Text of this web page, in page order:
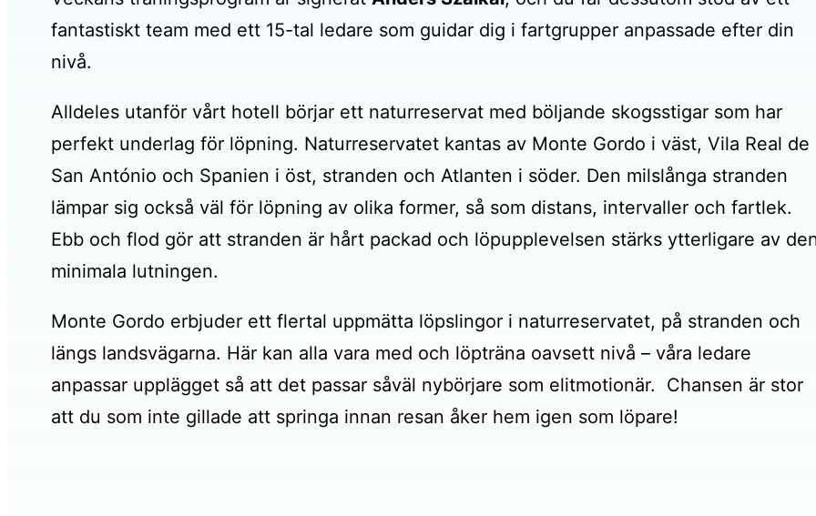
fantastiskt team med ett 15-tal ledare som guidar dig i fartgrupper anpassade efter din
nivå.
Alldeles utanför vårt hotell börjar ett naturreservat med böljande skogsstigar som har
perfekt underlag för löpning. Naturreservatet kantas av Monte Gordo i väst, Vila Real de
San António och Spanien i öst, stranden och Atlanten i söder. Den milslånga stranden
lämpar sig också väl för löpning av olika former, så som distans, intervaller och fartlek.
Ebb och flod gör att stranden är hårt packad och löpupplevelsen stärks ytterligare av
minimala lutningen.
Monte Gordo erbjuder ett flertal uppmätta löpslingor i naturreservatet, på stranden och
längs landsvägarna. Här kan alla vara med och löpträna oavsett nivå – våra ledare
anpassar upplägget så att det passar såväl nybörjare som elitmotionär. Chansen är stor
att du som inte gillade att springa innan resan åker hem igen som löpare!